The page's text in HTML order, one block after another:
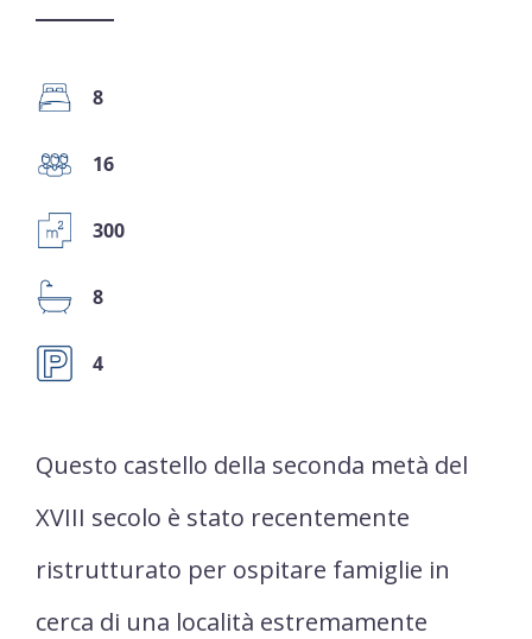
8
16
300
8
4
Questo castello della seconda metà del
XVIII secolo è stato recentemente
ristrutturato per ospitare famiglie in
cerca di una località estremamente